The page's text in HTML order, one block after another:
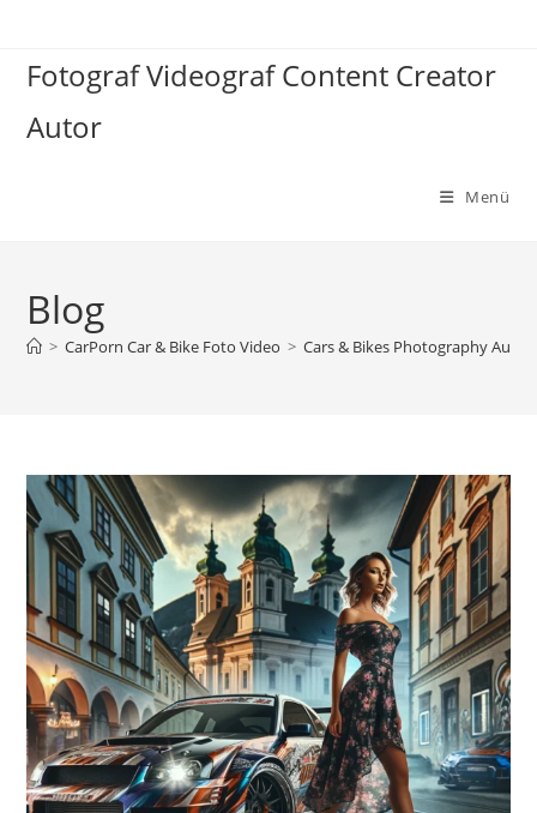
springen
Fotograf Videograf Content Creator
Autor
Menü
Blog
> CarPorn Car & Bike Foto Video > Cars & Bikes Photography